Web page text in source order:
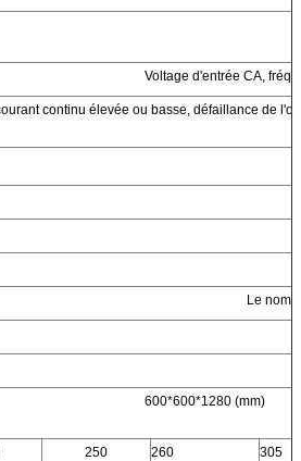
Voltage d'entrée CA,
continu élevée ou basse, défaillance de
Le
600*600*1280 (mm)
250 260 305